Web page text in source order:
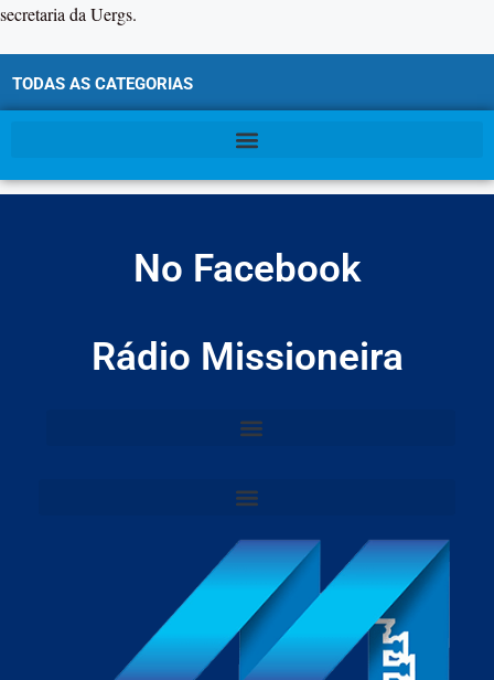
secretaria da Uergs.
TODAS AS CATEGORIAS
No Facebook
Rádio Missioneira